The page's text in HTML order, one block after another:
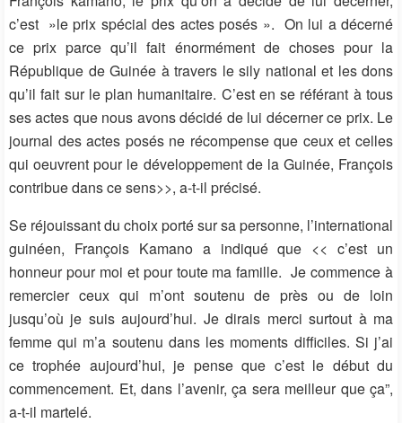
c’est »le prix spécial des actes posés ». On lui a décerné
ce prix parce qu’il fait énormément de choses pour la
République de Guinée à travers le sily national et les dons
qu’il fait sur le plan humanitaire. C’est en se référant à tous
ses actes que nous avons décidé de lui décerner ce prix. Le
journal des actes posés ne récompense que ceux et celles
qui oeuvrent pour le développement de la Guinée, François
contribue dans ce sens>>, a-t-il précisé.
Se réjouissant du choix porté sur sa personne, l’international
guinéen, François Kamano a indiqué que << c’est un
honneur pour moi et pour toute ma famille. Je commence à
remercier ceux qui m’ont soutenu de près ou de loin
jusqu’où je suis aujourd’hui. Je dirais merci surtout à ma
femme qui m’a soutenu dans les moments difficiles. Si j’ai
ce trophée aujourd’hui, je pense que c’est le début du
commencement. Et, dans l’avenir, ça sera meilleur que ça”,
a-t-il martelé.